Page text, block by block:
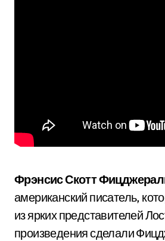
Фрэнсис Скотт
американский писатель,
из ярких представителей
произведения сделали